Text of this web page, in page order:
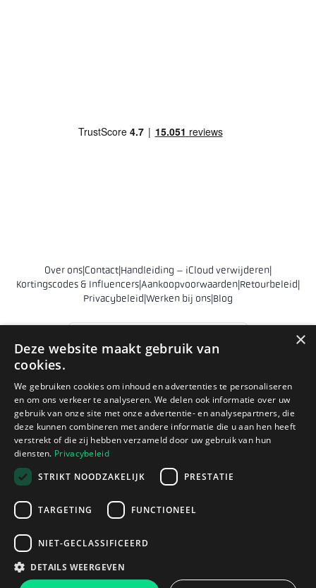
Over ons|Contact|Handleiding – iCloud verwijderen|
Kortingscodes & Influencers|Aankoopvoorwaarden|Retourbeleid|
Privacybeleid|Werken bij ons|Blog
Sankt Eriksgatan 28
112 39 Stockholm
Zweden
Bedrijfsnr. 556839-9231
+46 10 551 5854 (english)· Werkdagen 8:30–16:30
Phonehero AB is een Zweeds bedrijf dat in Zweden is geregistreerd
(registratienummer 556839-9231) en webwinkels exploiteert in
met het Zweedse ondernemingsrecht en de consumentenwetgeving
×
Deze website maakt gebruik van
cookies.
We gebruiken cookies om inhoud en advertenties te personaliseren
en om ons verkeer te analyseren. We delen ook informatie over uw
gebruik van onze site met onze advertentie- en analysepartners, die
deze kunnen combineren met andere informatie die u aan hen heeft
verstrekt of die zij hebben verzameld door uw gebruik van hun
diensten. Privacybeleid
STRIKT NOODZAKELIJK
PRESTATIE
TARGETING FUNCTIONEEL
NIET-GECLASSIFICEERD
DETAILS WEERGEVEN